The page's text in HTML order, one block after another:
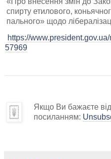
спирту етилового,
пального» щодо
https://
57969
Якщо Ви бажаєте
посиланням: